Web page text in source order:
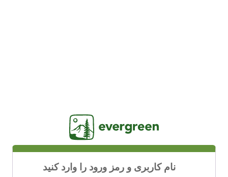
نام کاربری و رمز ورود را وارد کنید